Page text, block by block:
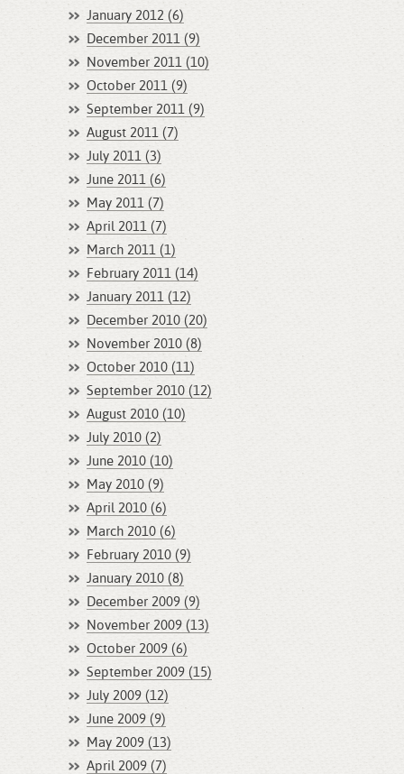
January 2012 (6)
December 2011 (9)
November 2011 (10)
October 2011 (9)
September 2011 (9)
August 2011 (7)
July 2011 (3)
June 2011 (6)
May 2011 (7)
April 2011 (7)
March 2011 (1)
February 2011 (14)
January 2011 (12)
December 2010 (20)
November 2010 (8)
October 2010 (11)
September 2010 (12)
August 2010 (10)
July 2010 (2)
June 2010 (10)
May 2010 (9)
April 2010 (6)
March 2010 (6)
February 2010 (9)
January 2010 (8)
December 2009 (9)
November 2009 (13)
October 2009 (6)
September 2009 (15)
July 2009 (12)
June 2009 (9)
May 2009 (13)
April 2009 (7)